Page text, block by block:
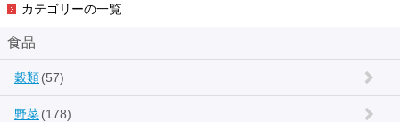
カテゴリーの一覧
食品
穀類(57)
野菜(178)